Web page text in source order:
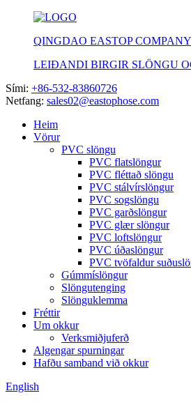
QINGDAO EASTOP
LEIÐANDI BIRGIR SLÖNGU
Sími: +86-532-83860726
Netfang: sales02@eastophose.com
Heim
Vörur
PVC slöngu
PVC flatslöngur
PVC fléttað slöngu
PVC stálvírslöngur
PVC sogslöngu
PVC garðslöngur
PVC glær slöngur
PVC loftslöngur
PVC úðaslöngur
PVC tvöfaldur
Gúmmíslöngur
Slöngutenging
Slönguklemma
Fréttir
Um okkur
Verksmiðjuferð
Algengar spurningar
Hafðu samband við okkur
English